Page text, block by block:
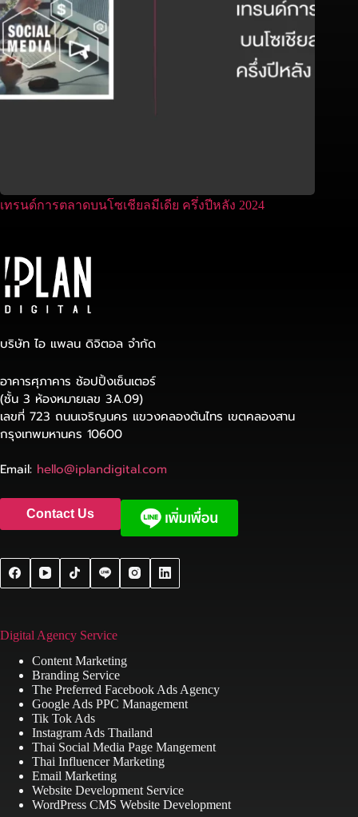
เทรนด์การตลาดบนโซเชียลมีเดีย ครึ่งปีหลัง 2024
บริษัท ไอ แพลน ดิจิตอล จำกัด
อาคารศุภาคาร ช้อปปิ้งเซ็นเตอร์
(ชั้น 3 ห้องหมายเลข 3A.09)
เลขที่ 723 ถนนเจริญนคร แขวงคลองต้นไทร เขตคลองสาน
กรุงเทพมหานคร 10600
Email: hello@iplandigital.com
Contact Us
Digital Agency Service
Content Marketing
Branding Service
The Preferred Facebook Ads Agency
Google Ads PPC Management
Tik Tok Ads
Instagram Ads Thailand
Thai Social Media Page Mangement
Thai Influencer Marketing
Email Marketing
Website Development Service
WordPress CMS Website Development